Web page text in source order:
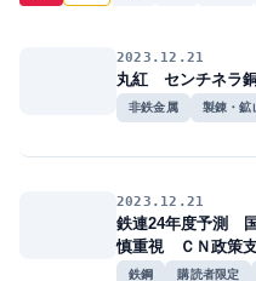
2023.12.21
丸紅 センチネラ
非鉄金属 製錬・鉱
2023.12.21
鉄連24年度予測
慎重視 ＣＮ政策
鉄鋼 購読者限定